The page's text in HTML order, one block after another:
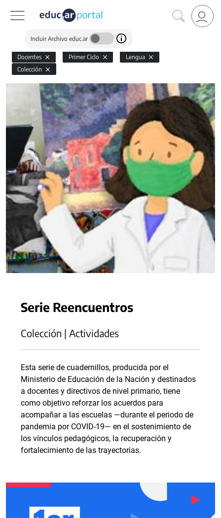
Incluir Archivo educ.ar
Docentes Primer Ciclo
Lengua
Colección
Serie Reencuentros
Colección | Actividades
Esta serie de cuadernillos, producida por el
Ministerio de Educación de la Nación y destinados
a docentes y directivos de nivel primario, tiene
como objetivo reforzar los acuerdos para
acompañar a las escuelas —durante el periodo de
pandemia por COVID-19— en el sostenimiento de
los vínculos pedagógicos, la recuperación y
fortalecimiento de las trayectorias.